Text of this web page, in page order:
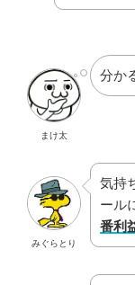
まけ太
分か
みぐらとり
気持
ール
番利